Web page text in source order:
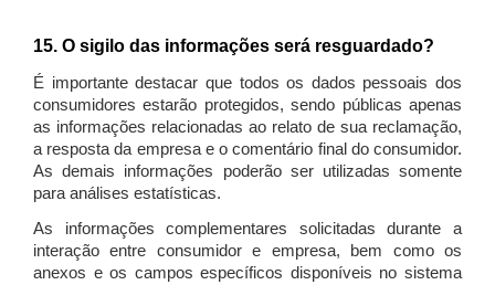
15. O sigilo das informações será resguardado?
É importante destacar que todos os dados pessoais dos
consumidores estarão protegidos, sendo públicas apenas
as informações relacionadas ao relato de sua reclamação,
a resposta da empresa e o comentário final do consumidor.
As demais informações poderão ser utilizadas somente
para análises estatísticas.
As informações complementares solicitadas durante a
interação entre consumidor e empresa, bem como os
anexos e os campos específicos disponíveis no sistema